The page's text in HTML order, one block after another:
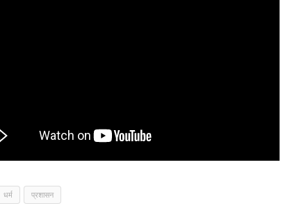
धर्म प्रशासन